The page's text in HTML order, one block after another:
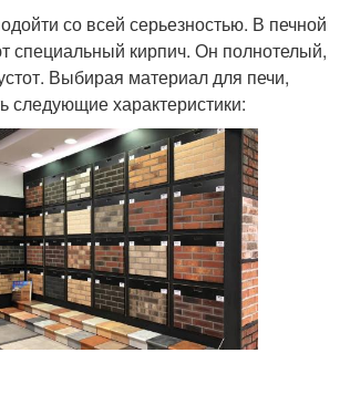
со всей серьезностью. В печной
специальный кирпич. Он полнотелый,
Выбирая материал для печи,
следующие характеристики: